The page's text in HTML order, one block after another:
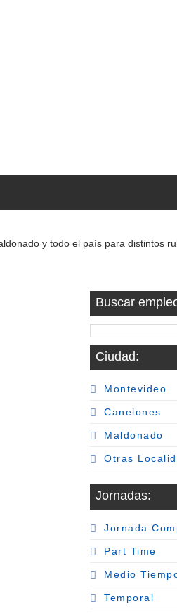
y todo el país para distintos
Buscar
Ciudad:
Montevideo
Canelones
Maldonado
Otras
Jornadas:
Jornada
Part Time
Medio
Temporal